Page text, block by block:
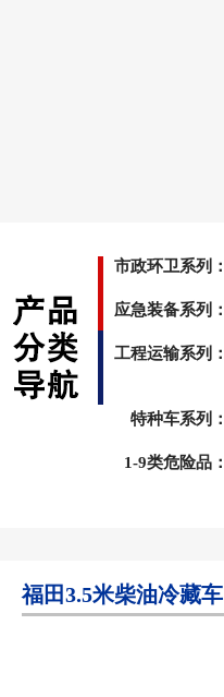
市政环卫系列：
应急装备系列：
工程运输系列：
特种车系列：
1-9类危险品：
福田3.5米柴油冷藏车